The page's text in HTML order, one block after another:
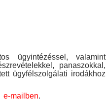
ügyintézéssel, valamint
panaszokkal,
ügyfélszolgálati irodákhoz
e-mailben.